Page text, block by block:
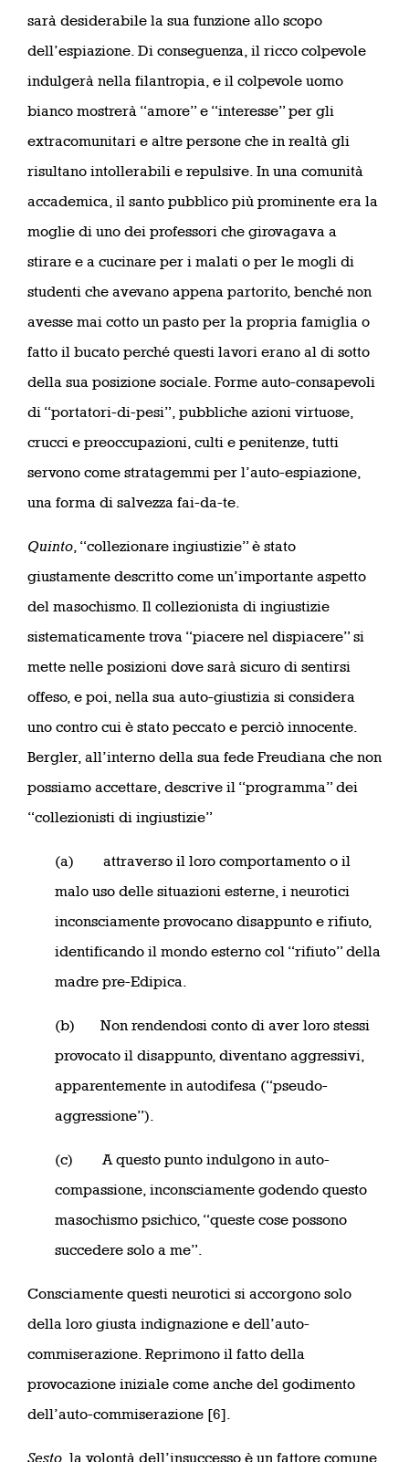
sarà desiderabile la sua funzione allo scopo
dell’espiazione. Di conseguenza, il ricco colpevole
indulgerà nella filantropia, e il colpevole uomo
bianco mostrerà “amore” e “interesse” per gli
extracomunitari e altre persone che in realtà gli
risultano intollerabili e repulsive. In una comunità
accademica, il santo pubblico più prominente era la
moglie di uno dei professori che girovagava a
stirare e a cucinare per i malati o per le mogli di
studenti che avevano appena partorito, benché non
avesse mai cotto un pasto per la propria famiglia o
fatto il bucato perché questi lavori erano al di sotto
della sua posizione sociale. Forme auto-consapevoli
di “portatori-di-pesi”, pubbliche azioni virtuose,
crucci e preoccupazioni, culti e penitenze, tutti
servono come stratagemmi per l’auto-espiazione,
una forma di salvezza fai-da-te.
Quinto, “collezionare ingiustizie” è stato
giustamente descritto come un’importante aspetto
del masochismo. Il collezionista di ingiustizie
sistematicamente trova “piacere nel dispiacere” si
mette nelle posizioni dove sarà sicuro di sentirsi
offeso, e poi, nella sua auto-giustizia si considera
uno contro cui è stato peccato e perciò innocente.
Bergler, all’interno della sua fede Freudiana che non
possiamo accettare, descrive il “programma” dei
“collezionisti di ingiustizie”
(a) attraverso il loro comportamento o il
malo uso delle situazioni esterne, i neurotici
inconsciamente provocano disappunto e rifiuto,
identificando il mondo esterno col “rifiuto” della
madre pre-Edipica.
(b) Non rendendosi conto di aver loro stessi
provocato il disappunto, diventano aggressivi,
apparentemente in autodifesa (“pseudo-
aggressione”).
(c) A questo punto indulgono in auto-
compassione, inconsciamente godendo questo
masochismo psichico, “queste cose possono
succedere solo a me”.
Consciamente questi neurotici si accorgono solo
della loro giusta indignazione e dell’auto-
commiserazione. Reprimono il fatto della
provocazione iniziale come anche del godimento
dell’auto-commiserazione [6].
Sesto , la volontà dell’insuccesso è un fattore comune